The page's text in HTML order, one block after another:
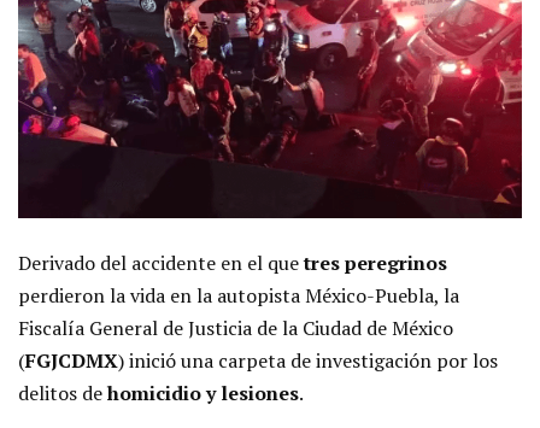
Derivado del accidente en el quetres peregrinos
perdieron la vida en la autopista México-Puebla, la
Fiscalía General de Justicia de la Ciudad de México
(FGJCDMX) inició una carpeta de investigación por los
delitos dehomicidio y lesiones.